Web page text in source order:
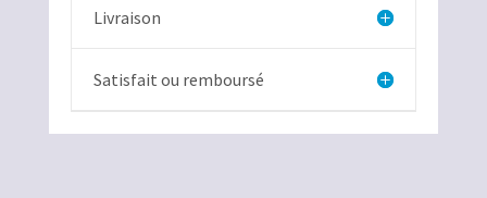
Livraison
Satisfait ou remboursé